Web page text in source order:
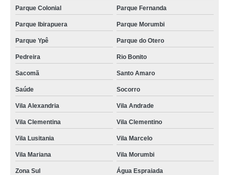
Parque Colonial Parque Fernanda
Parque Ibirapuera Parque Morumbi
Parque Ypê Parque do Otero
Pedreira Rio Bonito
Sacomã Santo Amaro
Saúde Socorro
Vila Alexandria Vila Andrade
Vila Clementina Vila Clementino
Vila Lusitania Vila Marcelo
Vila Mariana Vila Morumbi
Zona Sul Água Espraiada